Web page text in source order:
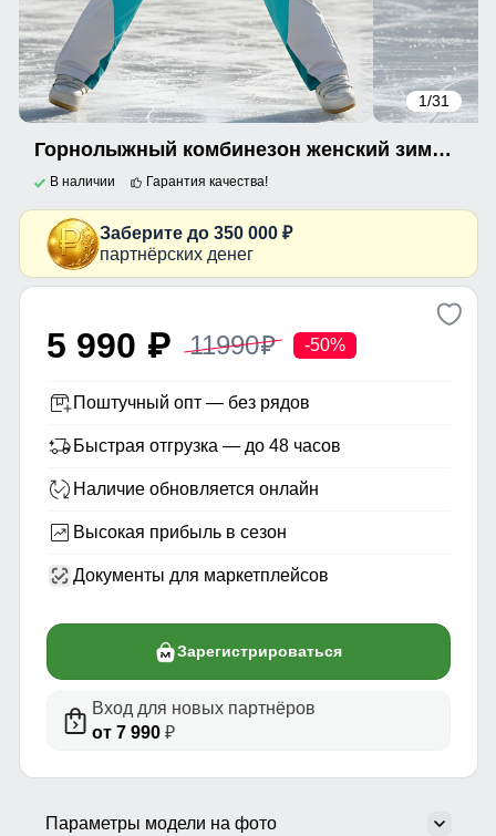
1/31
Горнолыжный комбинезон женский зимний голубого цвета 2320Gl
В наличии Гарантия качества!
Заберите до 350 000 ₽
партнёрских денег
5 990 p 11990p -50%
Поштучный опт — без рядов
Быстрая отгрузка — до 48 часов
Наличие обновляется онлайн
Высокая прибыль в сезон
Документы для маркетплейсов
Зарегистрироваться
Вход для новых партнёров
от 7 990₽
Параметры модели на фото